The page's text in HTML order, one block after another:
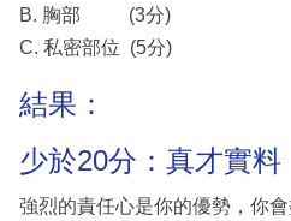
B. 胸部 (3分)
C. 私密部位 (5分)
結果：
少於20分：真才實料
強烈的責任心是你的優勢，你